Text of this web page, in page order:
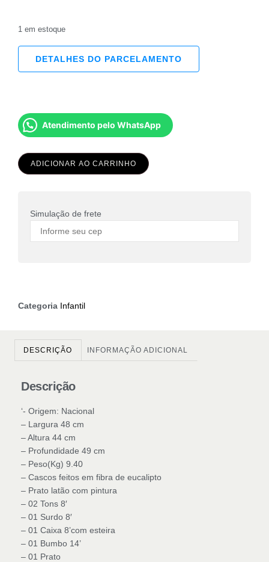
1 em estoque
DETALHES DO PARCELAMENTO
Atendimento pelo WhatsApp
ADICIONAR AO CARRINHO
Simulação de frete
Categoria Infantil
DESCRIÇÃO INFORMAÇÃO ADICIONAL
Descrição
‘- Origem: Nacional
– Largura 48 cm
– Altura 44 cm
– Profundidade 49 cm
– Peso(Kg) 9.40
– Cascos feitos em fibra de eucalipto
– Prato latão com pintura
– 02 Tons 8′
– 01 Surdo 8′
– 01 Caixa 8’com esteira
– 01 Bumbo 14’
– 01 Prato